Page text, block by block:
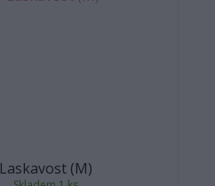
Laskavost (M)